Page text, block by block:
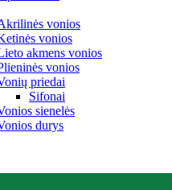
vonios
vonios
akmens vonios
vonios
priedai
Sifonai
sienelės
durys